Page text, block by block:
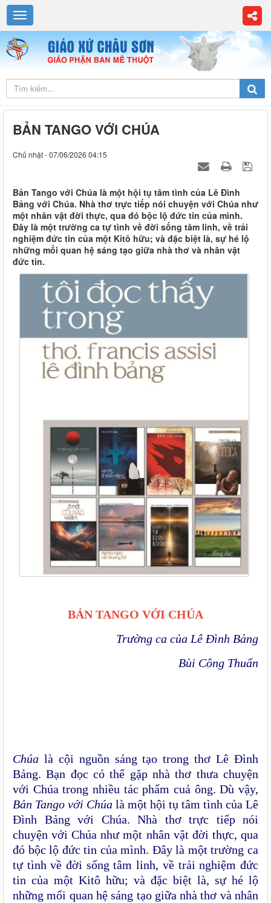
BẢN TANGO VỚI CHÚA
Chủ nhật - 07/06/2026 04:15
Bản Tango với Chúa là một hội tụ tâm tình của Lê Đình
Bảng với Chúa. Nhà thơ trực tiếp nói chuyện với Chúa như
một nhân vật đời thực, qua đó bộc lộ đức tin của mình.
Đây là một trường ca tự tình về đời sống tâm linh, về trải
nghiệm đức tin của một Kitô hữu; và đặc biệt là, sự hé lộ
những mối quan hệ sáng tạo giữa nhà thơ và nhân vật
đức tin.
BẢN TANGO VỚI CHÚA
Trường ca của Lê Đình Bảng
Bùi Công Thuấn
Chúa là cội nguồn sáng tạo trong thơ Lê Đình
Bảng. Bạn đọc có thể gặp nhà thơ thưa chuyện
với Chúa trong nhiều tác phẩm cuả ông. Dù vậy,
Bản Tango với Chúa là một hội tụ tâm tình của Lê
Đình Bảng với Chúa. Nhà thơ trực tiếp nói
chuyện với Chúa như một nhân vật đời thực, qua
đó bộc lộ đức tin của mình. Đây là một trường ca
tự tình về đời sống tâm linh, về trải nghiệm đức
tin của một Kitô hữu; và đặc biệt là, sự hé lộ
những mối quan hệ sáng tạo giữa nhà thơ và nhân